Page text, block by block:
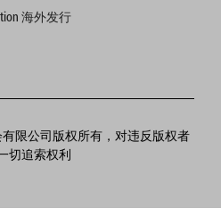
海外发行
限公司版权所有，对违反版权者
切追索权利